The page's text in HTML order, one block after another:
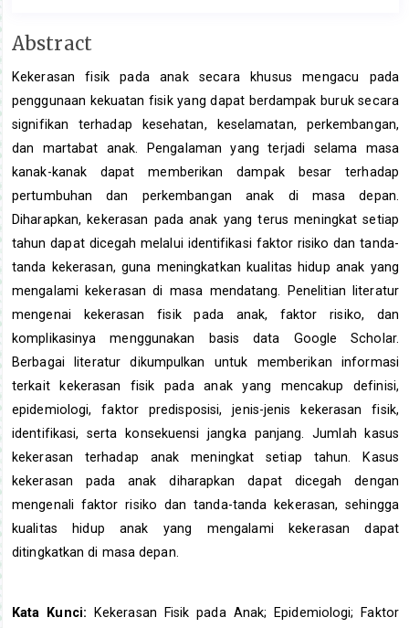
Main
Content
Abstract
Kekerasan fisik pada anak secara khusus mengacu pada
penggunaan kekuatan fisik yang dapat berdampak buruk secara
signifikan terhadap kesehatan, keselamatan, perkembangan,
dan martabat anak. Pengalaman yang terjadi selama masa
kanak-kanak dapat memberikan dampak besar terhadap
pertumbuhan dan perkembangan anak di masa depan.
Diharapkan, kekerasan pada anak yang terus meningkat setiap
tahun dapat dicegah melalui identifikasi faktor risiko dan tanda-
tanda kekerasan, guna meningkatkan kualitas hidup anak yang
mengalami kekerasan di masa mendatang. Penelitian literatur
mengenai kekerasan fisik pada anak, faktor risiko, dan
komplikasinya menggunakan basis data Google Scholar.
Berbagai literatur dikumpulkan untuk memberikan informasi
terkait kekerasan fisik pada anak yang mencakup definisi,
epidemiologi, faktor predisposisi, jenis-jenis kekerasan fisik,
identifikasi, serta konsekuensi jangka panjang. Jumlah kasus
kekerasan terhadap anak meningkat setiap tahun. Kasus
kekerasan pada anak diharapkan dapat dicegah dengan
mengenali faktor risiko dan tanda-tanda kekerasan, sehingga
kualitas hidup anak yang mengalami kekerasan dapat
ditingkatkan di masa depan.
Kata Kunci: Kekerasan Fisik pada Anak; Epidemiologi; Faktor